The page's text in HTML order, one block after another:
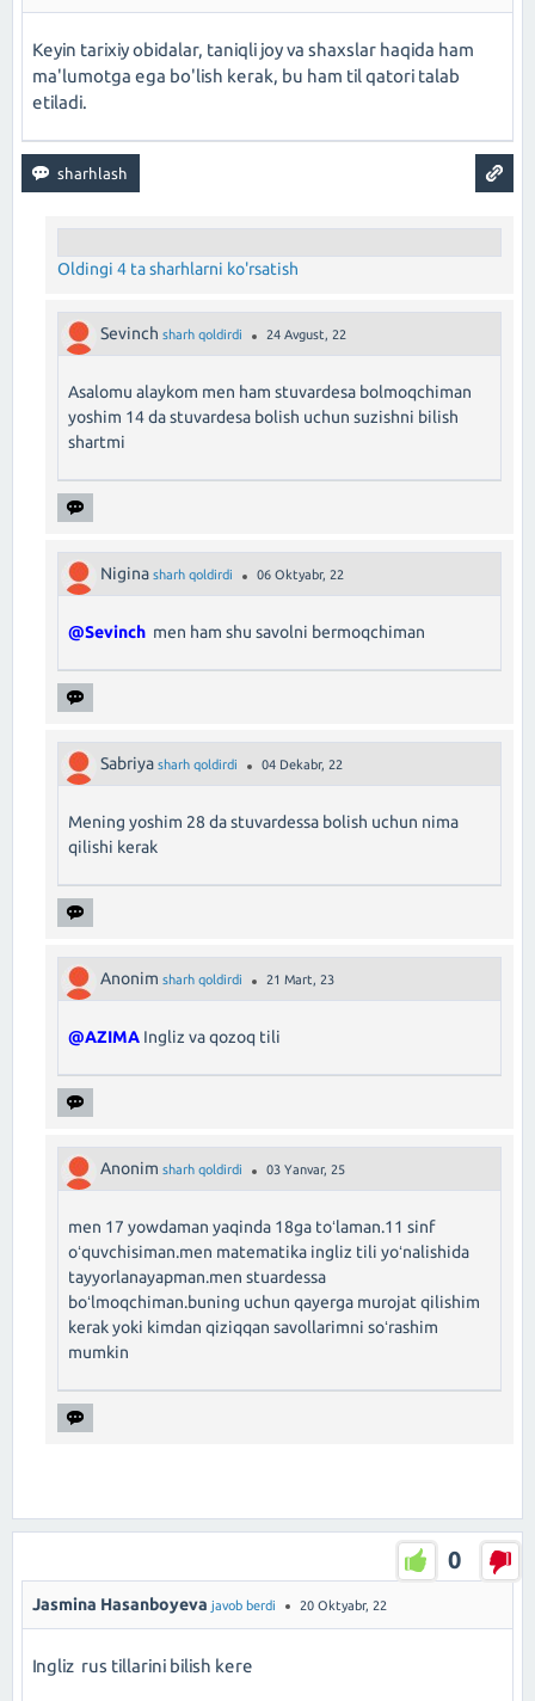
Keyin tarixiy obidalar, taniqli joy va shaxslar haqida ham
ma'lumotga ega bo'lish kerak, bu ham til qatori talab
etiladi.
Oldingi 4 ta sharhlarni ko'rsatish
Sevinch sharh qoldirdi 24 Avgust, 22
Asalomu alaykom men ham stuvardesa bolmoqchiman
yoshim 14 da stuvardesa bolish uchun suzishni bilish
shartmi
Nigina sharh qoldirdi 06 Oktyabr, 22
@Sevinch men ham shu savolni bermoqchiman
Sabriya sharh qoldirdi 04 Dekabr, 22
Mening yoshim 28 da stuvardessa bolish uchun nima
qilishi kerak
Anonim sharh qoldirdi 21 Mart, 23
@AZIMA Ingliz va qozoq tili
Anonim sharh qoldirdi 03 Yanvar, 25
men 17 yowdaman yaqinda 18ga toʻlaman.11 sinf
oʻquvchisiman.men matematika ingliz tili yoʻnalishida
tayyorlanayapman.men stuardessa
boʻlmoqchiman.buning uchun qayerga murojat qilishim
kerak yoki kimdan qiziqqan savollarimni soʻrashim
mumkin
0
Jasmina Hasanboyeva javob berdi 20 Oktyabr, 22
Ingliz rus tillarini bilish kere